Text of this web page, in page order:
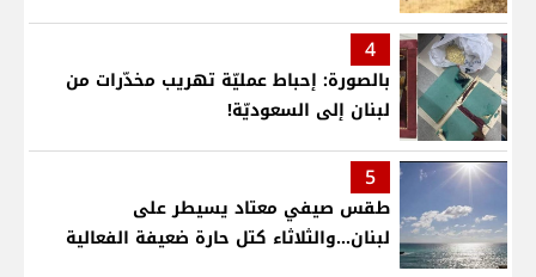
4
بالصورة: إحباط عمليّة تهريب مخدّرات من
لبنان إلى السعوديّة!
5
طقس صيفي معتاد يسيطر على
لبنان...والثلاثاء كتل حارة ضعيفة الفعالية